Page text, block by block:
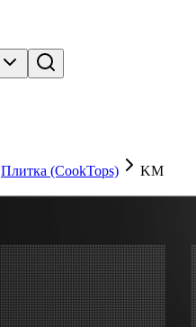
Плитка (CookTops)
KM